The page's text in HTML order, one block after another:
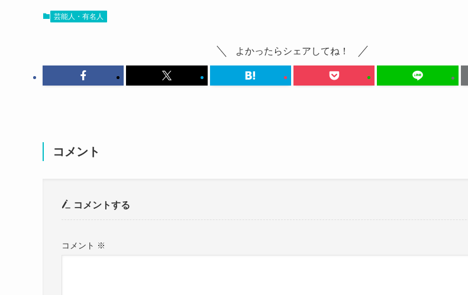
調べてみたところ、ツチヤカレンさんの出身高校はさいたま市立大宮西高等学校でした！
この投稿をInstagramで見る
芸能人・有名人
よかったらシェアしてね！
コメント
コメントする
コメント ※